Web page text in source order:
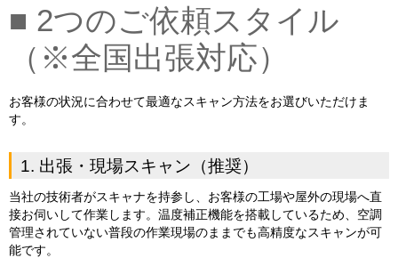
■ 2つのご依頼スタイル
（※全国出張対応）
お客様の状況に合わせて最適なスキャン方法をお選びいただけま
す。
1. 出張・現場スキャン（推奨）
当社の技術者がスキャナを持参し、お客様の工場や屋外の現場へ直
接お伺いして作業します。温度補正機能を搭載しているため、空調
管理されていない普段の作業現場のままでも高精度なスキャンが可
能です。